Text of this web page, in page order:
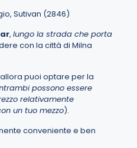
Sutivan (2846)
, lungo la strada che porta
con la città di Milna
puoi optare per la
possono essere
relativamente
un tuo mezzo).
conveniente e ben